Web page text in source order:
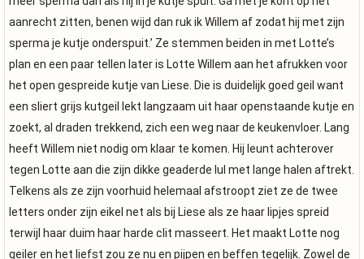
aanrecht zitten, benen wijd dan ruk ik Willem af zodat hij met zijn
sperma je kutje onderspuit.’ Ze stemmen beiden in met Lotte’s
plan en een paar tellen later is Lotte Willem aan het afrukken voor
het open gespreide kutje van Liese. Die is duidelijk goed geil want
een sliert grijs kutgeil lekt langzaam uit haar openstaande kutje en
zoekt, al draden trekkend, zich een weg naar de keukenvloer. Lang
heeft Willem niet nodig om klaar te komen. Hij leunt achterover
tegen Lotte aan die zijn dikke geaderde lul met lange halen aftrekt.
Telkens als ze zijn voorhuid helemaal afstroopt ziet ze de twee
letters onder zijn eikel net als bij Liese als ze haar lipjes spreid
terwijl haar duim haar harde clit masseert. Het maakt Lotte nog
geiler en het liefst zou ze nu en pijpen en beffen tegelijk. Zowel de